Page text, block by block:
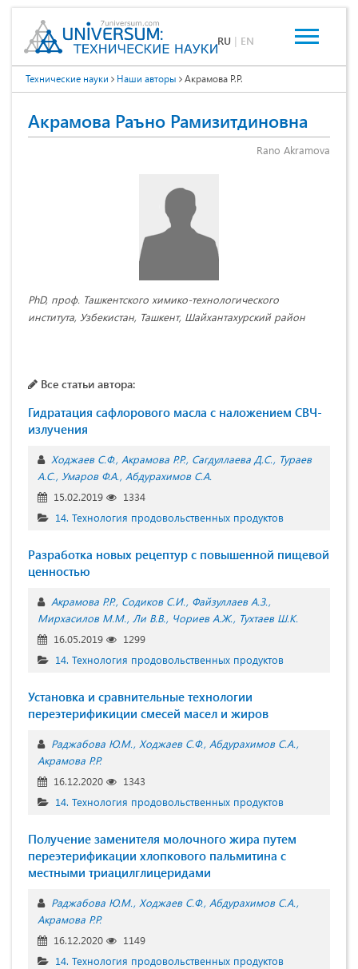
RU | EN
Технические науки Наши авторы Акрамова Р.Р.
Акрамова Раъно Рамизитдиновна
Rano Akramova
PhD, проф. Ташкентского химико-технологического
института, Узбекистан, Ташкент, Шайхантахурский район
Все статьи автора:
Гидратация сафлорового масла с наложением СВЧ-
излучения
Ходжаев С.Ф. Акрамова Р.Р. Сагдуллаева Д.С. Тураев
А.С. Умаров Ф.А. Абдурахимов С.А.
15.02.2019
1334
14. Технология продовольственных продуктов
Разработка новых рецептур с повышенной пищевой
ценностью
Акрамова Р.Р. Содиков С.И. Файзуллаев А.З.
Мирхасилов М.М. Ли В.В. Чориев А.Ж. Тухтаев Ш.К.
16.05.2019
1299
14. Технология продовольственных продуктов
Установка и сравнительные технологии
переэтерификиции смесей масел и жиров
Раджабова Ю.М. Ходжаев С.Ф. Абдурахимов С.А.
Акрамова Р.Р.
16.12.2020
1343
14. Технология продовольственных продуктов
Получение заменителя молочного жира путем
переэтерификации хлопкового пальмитина с
местными триацилглицеридами
Раджабова Ю.М. Ходжаев С.Ф. Абдурахимов С.А.
Акрамова Р.Р.
16.12.2020
1149
14. Технология продовольственных продуктов